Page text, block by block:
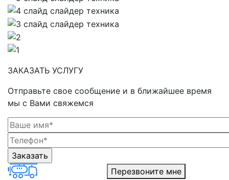
ЗАКАЗАТЬ УСЛУГУ
Отправьте свое сообщение и в ближайшее время
мы с Вами свяжемся
Перезвоните мне